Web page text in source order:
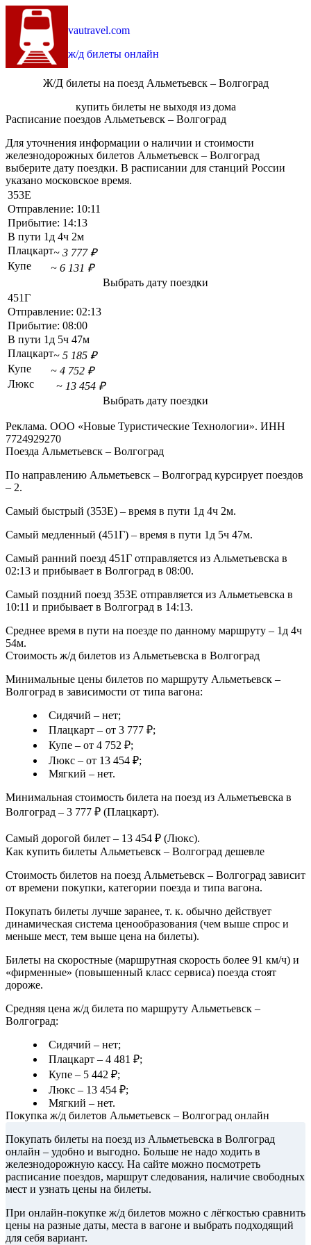
vautravel.com
ж/д билеты онлайн
Ж/Д билеты на поезд Альметьевск – Волгоград
купить билеты не выходя из дома
Расписание поездов Альметьевск – Волгоград
Для уточнения информации о наличии и стоимости
железнодорожных билетов Альметьевск – Волгоград
выберите дату поездки. В расписании для станций России
указано московское время.
353Е
Отправление: 10:11
Прибытие: 14:13
В пути 1д 4ч 2м
Плацкарт~ 3 777 ₽
Купе
~ 6 131 ₽
Выбрать дату поездки
451Г
Отправление: 02:13
Прибытие: 08:00
В пути 1д 5ч 47м
Плацкарт~ 5 185 ₽
Купе
~ 4 752 ₽
Люкс
~ 13 454 ₽
Выбрать дату поездки
Реклама. ООО «Новые Туристические Технологии». ИНН
7724929270
Поезда Альметьевск – Волгоград
По направлению Альметьевск – Волгоград курсирует поездов
– 2.
Самый быстрый (353Е) – время в пути 1д 4ч 2м.
Самый медленный (451Г) – время в пути 1д 5ч 47м.
Самый ранний поезд 451Г отправляется из Альметьевска в
02:13 и прибывает в Волгоград в 08:00.
Самый поздний поезд 353Е отправляется из Альметьевска в
10:11 и прибывает в Волгоград в 14:13.
Среднее время в пути на поезде по данному маршруту – 1д 4ч
54м.
Стоимость ж/д билетов из Альметьевска в Волгоград
Минимальные цены билетов по маршруту Альметьевск –
Волгоград в зависимости от типа вагона:
Сидячий – нет;
Плацкарт – от 3 777 ₽;
Купе – от 4 752 ₽;
Люкс – от 13 454 ₽;
Мягкий – нет.
Минимальная стоимость билета на поезд из Альметьевска в
Волгоград – 3 777 ₽ (Плацкарт).
Самый дорогой билет – 13 454 ₽ (Люкс).
Как купить билеты Альметьевск – Волгоград дешевле
Стоимость билетов на поезд Альметьевск – Волгоград зависит
от времени покупки, категории поезда и типа вагона.
Покупать билеты лучше заранее, т. к. обычно действует
динамическая система ценообразования (чем выше спрос и
меньше мест, тем выше цена на билеты).
Билеты на скоростные (маршрутная скорость более 91 км/ч) и
«фирменные» (повышенный класс сервиса) поезда стоят
дороже.
Средняя цена ж/д билета по маршруту Альметьевск –
Волгоград:
Сидячий – нет;
Плацкарт – 4 481 ₽;
Купе – 5 442 ₽;
Люкс – 13 454 ₽;
Мягкий – нет.
Покупка ж/д билетов Альметьевск – Волгоград онлайн
Покупать билеты на поезд из Альметьевска в Волгоград
онлайн – удобно и выгодно. Больше не надо ходить в
железнодорожную кассу. На сайте можно посмотреть
расписание поездов, маршрут следования, наличие свободных
мест и узнать цены на билеты.
При онлайн-покупке ж/д билетов можно с лёгкостью сравнить
цены на разные даты, места в вагоне и выбрать подходящий
для себя вариант.